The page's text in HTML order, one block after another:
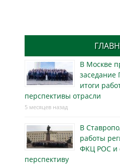
В Москве
итоги
перспективы отрасли
5 месяцев назад
В
работы
ФКЦ РОС и
перспективу